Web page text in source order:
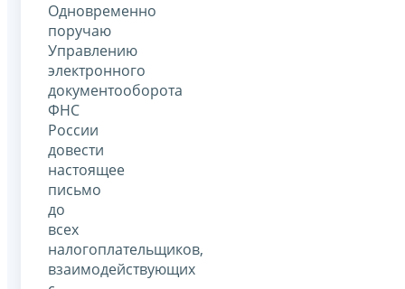
Одновременно
поручаю
Управлению
электронного
документооборота
ФНС
России
довести
настоящее
письмо
до
всех
налогоплательщиков,
взаимодействующих